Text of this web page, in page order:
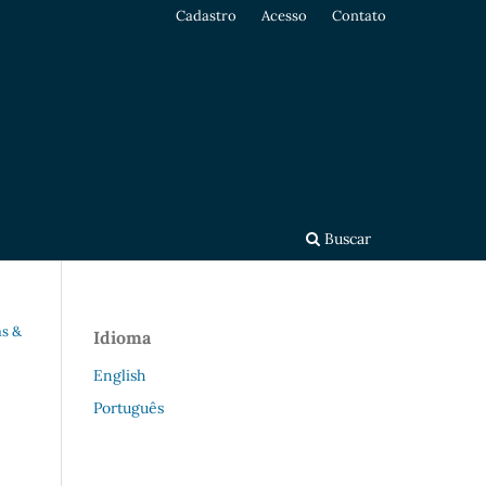
Buscar
Cadastro Acesso Contato
&
Idioma
English
Português